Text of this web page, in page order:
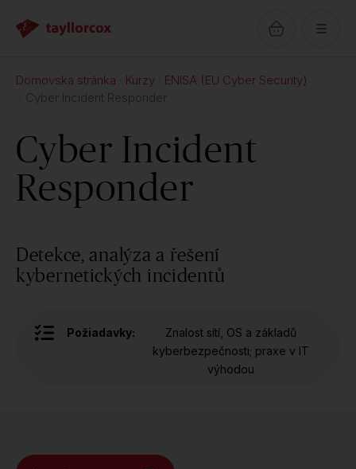
Domovská stránka Kurzy
ENISA (EU Cyber Security)
Cyber Incident Responder
Cyber Incident
Responder
Detekce, analýza a řešení
kybernetických incidentů
Požiadavky:
Znalost sítí, OS a základů
kyberbezpečnosti; praxe v IT
výhodou